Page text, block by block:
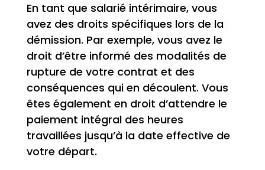
En tant que salarié intérimaire, vous
avez des droits spécifiques lors de la
démission. Par exemple, vous avez le
droit d’être informé des modalités de
rupture de votre contrat et des
conséquences qui en découlent. Vous
êtes également en droit d’attendre le
paiement intégral des heures
travaillées jusqu’à la date effective de
votre départ.